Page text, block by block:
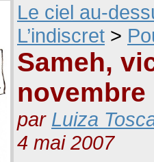
Le ciel au-
L’indiscret >
Sameh,
novembre
par Luiza
4 mai 2007